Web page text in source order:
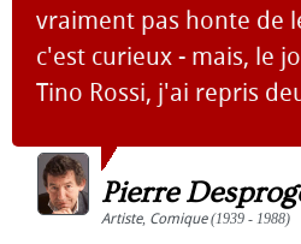
vraiment pas honte de
c'est curieux - mais, le
Tino Rossi, j'ai repris
Pierre
Artiste, Comique(1939 - 1988)